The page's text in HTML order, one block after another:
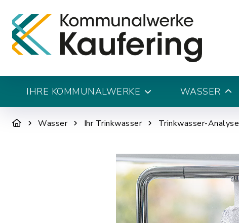
IHRE KOMMUNALWERKE WASSER
Wasser Ihr Trinkwasser Trinkwasser-Analyse